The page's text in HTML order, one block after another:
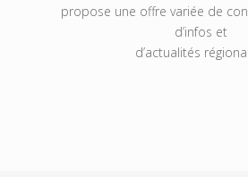
propose une offre variée de
d’infos et
d’actualités